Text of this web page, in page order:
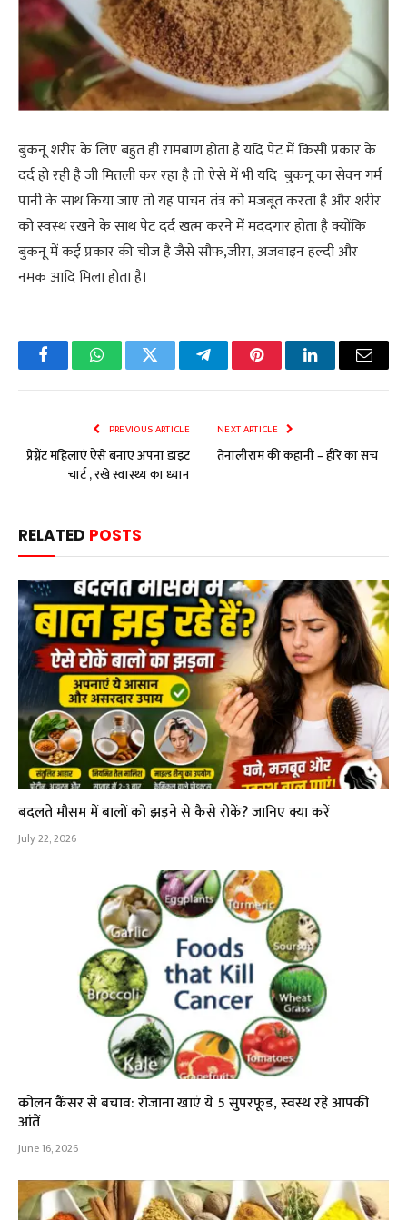
बुकनू शरीर के लिए बहुत ही रामबाण होता है यदि पेट में किसी प्रकार के
दर्द हो रही है जी मितली कर रहा है तो ऐसे में भी यदि बुकनू का सेवन गर्म
पानी के साथ किया जाए तो यह पाचन तंत्र को मजबूत करता है और शरीर
को स्वस्थ रखने के साथ पेट दर्द खत्म करने में मददगार होता है क्योंकि
बुकनू में कई प्रकार की चीज है जैसे सौफ,जीरा, अजवाइन हल्दी और
नमक आदि मिला होता है।
FacebookWhatsAppTwitter TelegramPinterestLinkedInEmail
PREVIOUS ARTICLE
प्रेग्नेंट महिलाएं ऐसे बनाए अपना डाइट
चार्ट , रखे स्वास्थ्य का ध्यान
NEXT ARTICLE
तेनालीराम की कहानी – हीरे का सच
RELATED POSTS
बदलते मौसम में बालों को झड़ने से कैसे रोकें? जानिए क्या करें
July 22, 2026
कोलन कैंसर से बचाव: रोजाना खाएं ये 5 सुपरफूड, स्वस्थ रहें आपकी
आंतें
June 16, 2026